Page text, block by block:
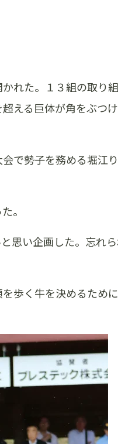
れた。１３組の取り
える巨体が角をぶつ
で勢子を務める堀江
。
思い企画した。忘れら
歩く牛を決めるため